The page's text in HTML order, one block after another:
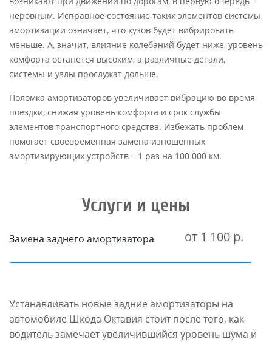
неровным. Исправное состояние таких элементов системы
амортизации означает, что кузов будет вибрировать
меньше. А, значит, влияние колебаний будет ниже, уровень
комфорта останется высоким, а различные детали,
системы и узлы прослужат дольше.
Поломка амортизаторов увеличивает вибрацию во время
поездки, снижая уровень комфорта и срок службы
элементов транспортного средства. Избежать проблем
помогает своевременная замена изношенных
амортизирующих устройств – 1 раз на 100 000 км.
Услуги и цены
Замена заднего амортизатора от 1 100 р.
Устанавливать новые задние амортизаторы на
автомобиле Шкода Октавия стоит после того, как
водитель замечает увеличившийся уровень шума и